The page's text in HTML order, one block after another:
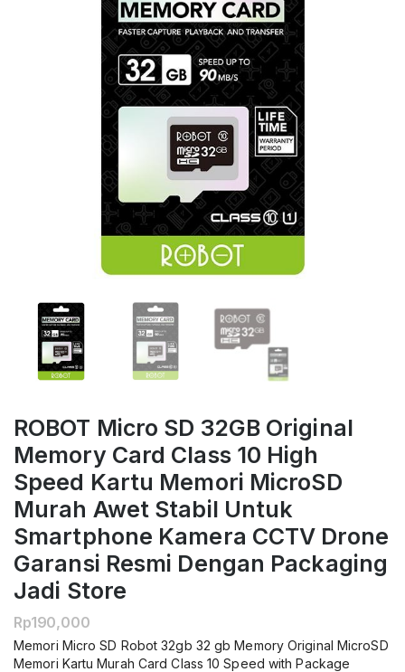
ROBOT Micro SD 32GB Original
Memory Card Class 10 High
Speed Kartu Memori MicroSD
Murah Awet Stabil Untuk
Smartphone Kamera CCTV Drone
Garansi Resmi Dengan Packaging
Jadi Store
Rp190,000
Memori Micro SD Robot 32gb 32 gb Memory Original MicroSD
Memori Kartu Murah Card Class 10 Speed with Package